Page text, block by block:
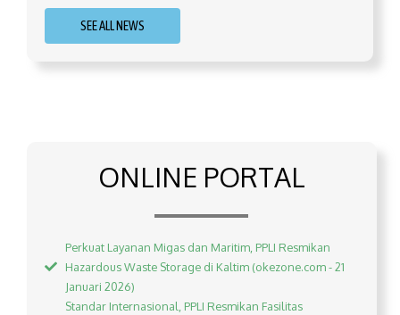
SEE ALL NEWS
ONLINE PORTAL
Perkuat Layanan Migas dan Maritim, PPLI Resmikan
Hazardous Waste Storage di Kaltim (okezone.com - 21
Januari 2026)
Standar Internasional, PPLI Resmikan Fasilitas